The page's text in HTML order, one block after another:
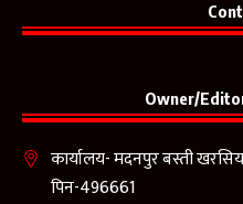
Owner/Editor/
कार्यालय- मदनपुर बस्ती
पिन-496661